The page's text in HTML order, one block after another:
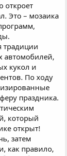
откроет
Это – мозаика
традиции
автомобилей,
кукол и
По ходу
праздника.
который
открыт!
затем
как правило,